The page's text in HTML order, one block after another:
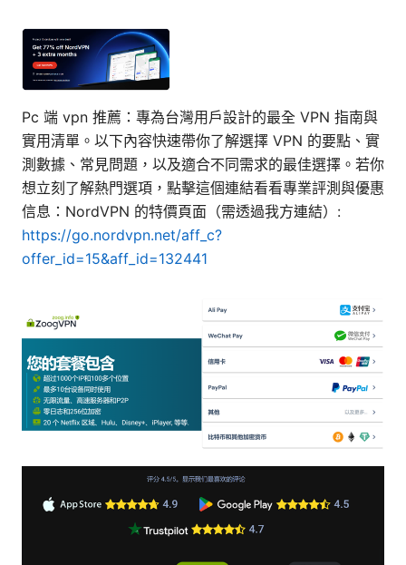
Pc 端 vpn 推薦：專為台灣用戶設計的最全 VPN 指南與
實用清單。以下內容快速帶你了解選擇 VPN 的要點、實
測數據、常見問題，以及適合不同需求的最佳選擇。若你
想立刻了解熱門選項，點擊這個連結看看專業評測與優惠
信息：NordVPN 的特價頁面（需透過我方連結）:
https://go.nordvpn.net/aff_c?
offer_id=15&aff_id=132441